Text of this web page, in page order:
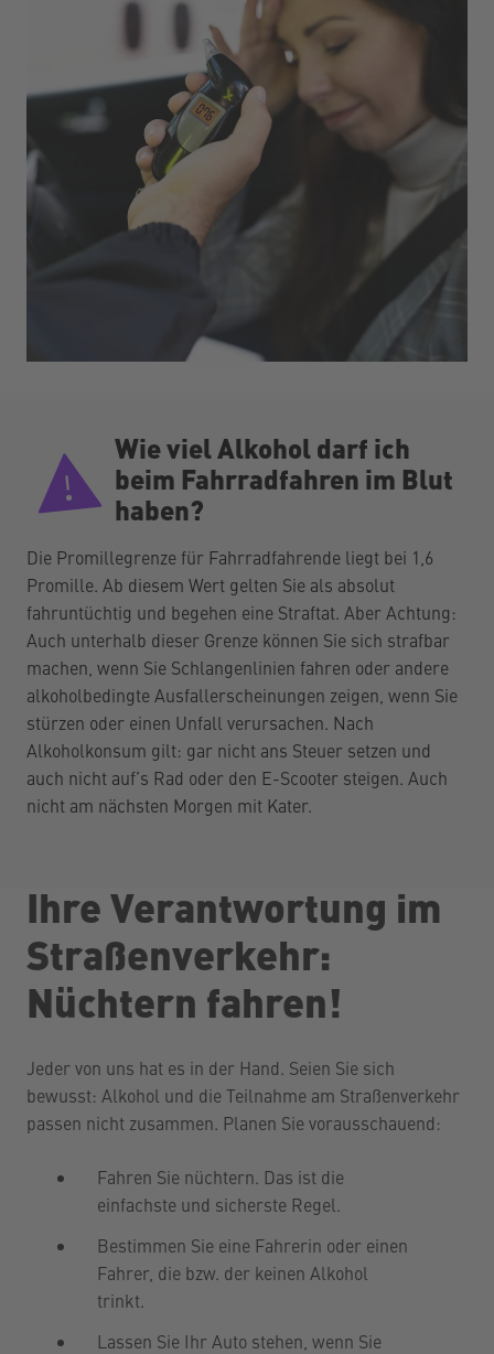
Wie viel Alkohol darf ich
beim Fahrradfahren im Blut
haben?
Die Promillegrenze für Fahrradfahrende liegt bei 1,6
Promille. Ab diesem Wert gelten Sie als absolut
fahruntüchtig und begehen eine Straftat. Aber Achtung:
Auch unterhalb dieser Grenze können Sie sich strafbar
machen, wenn Sie Schlangenlinien fahren oder andere
alkoholbedingte Ausfallerscheinungen zeigen, wenn Sie
stürzen oder einen Unfall verursachen. Nach
Alkoholkonsum gilt: gar nicht ans Steuer setzen und
auch nicht auf’s Rad oder den E-Scooter steigen. Auch
nicht am nächsten Morgen mit Kater.
Ihre Verantwortung im
Straßenverkehr:
Nüchtern fahren!
Jeder von uns hat es in der Hand. Seien Sie sich
bewusst: Alkohol und die Teilnahme am Straßenverkehr
passen nicht zusammen. Planen Sie vorausschauend:
Fahren Sie nüchtern. Das ist die
einfachste und sicherste Regel.
Bestimmen Sie eine Fahrerin oder einen
Fahrer, die bzw. der keinen Alkohol
trinkt.
Lassen Sie Ihr Auto stehen, wenn Sie